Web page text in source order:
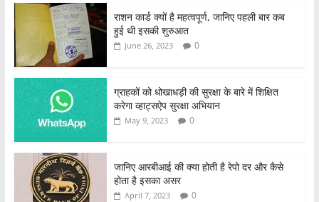
राशन कार्ड क्यों है महत्वपूर्ण, जानिए पहली बार कब
हुई थी इसकी शुरुआत
June 26, 2023 0
ग्राहकों को धोखाधड़ी की सुरक्षा के बारे में शिक्षित
करेगा व्हाट्सऐप सुरक्षा अभियान
May 9, 2023 0
जानिए आरबीआई की क्या होती है रेपो दर और कैसे
होता है इसका असर
April 7, 2023 0